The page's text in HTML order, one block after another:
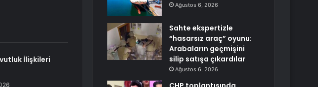
İlişkileri
Ağustos 6, 2026
Sahte ekspertizle
“hasarsız araç” oyunu:
Arabaların geçmişini
silip satışa çıkardılar
Ağustos 6, 2026